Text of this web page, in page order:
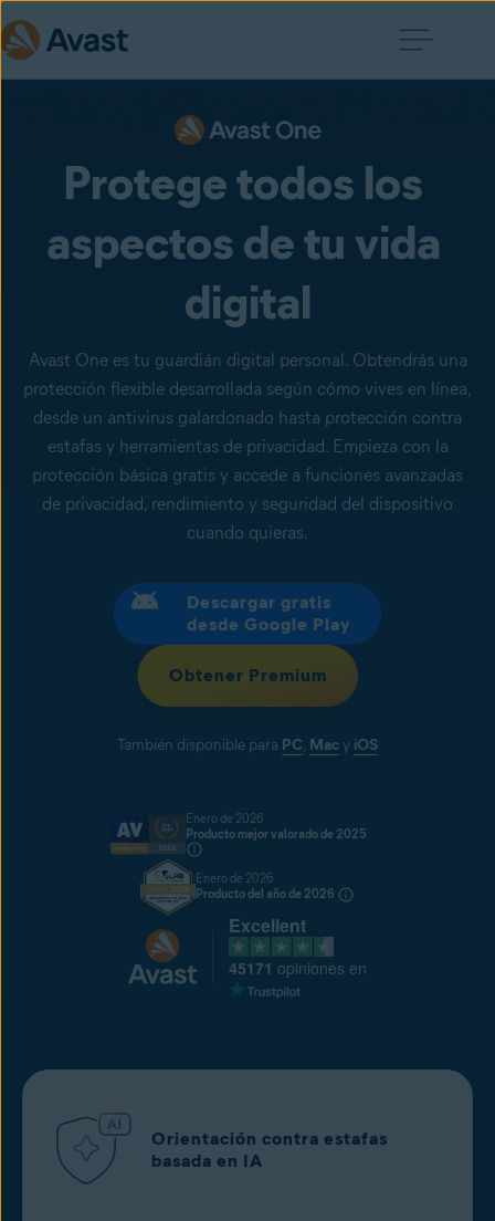
Protege todos los
aspectos de tu vida
digital
Avast One es tu guardián digital personal. Obtendrás una
protección flexible desarrollada según cómo vives en línea,
desde un antivirus galardonado hasta protección contra
estafas y herramientas de privacidad. Empieza con la
protección básica gratis y accede a funciones avanzadas
de privacidad, rendimiento y seguridad del dispositivo
cuando quieras.
Descargar gratis
desde Google Play
Obtener Premium
También disponible para PC, Macy iOS
Enero de 2026
Producto mejor valorado de 2025
Enero de 2026
Producto del año de 2026
Excellent
45171 opiniones en
Orientación contra estafas
basada en IA